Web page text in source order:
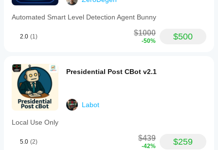
Automated Smart Level Detection Agent Bunny
2.0 (1) $1000
-50% $500
Presidential Post CBot v2.1
Labot
Local Use Only
5.0 (2) $439
-42% $259